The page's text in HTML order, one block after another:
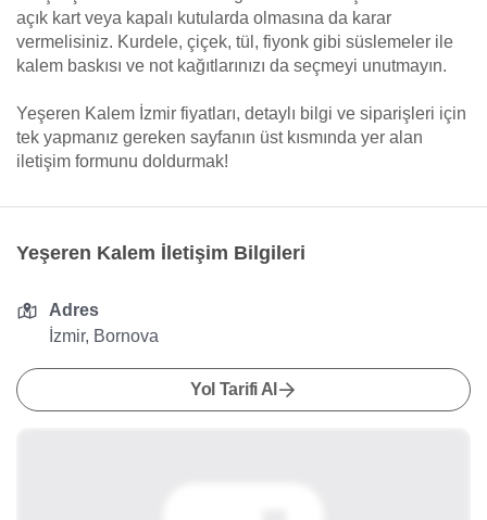
açık kart veya kapalı kutularda olmasına da karar
vermelisiniz. Kurdele, çiçek, tül, fiyonk gibi süslemeler ile
kalem baskısı ve not kağıtlarınızı da seçmeyi unutmayın.
Yeşeren Kalem İzmir fiyatları, detaylı bilgi ve siparişleri için
tek yapmanız gereken sayfanın üst kısmında yer alan
iletişim formunu doldurmak!
Yeşeren Kalem İletişim Bilgileri
Adres
İzmir, Bornova
Yol Tarifi Al